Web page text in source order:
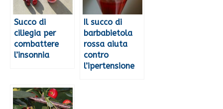
Succo di
ciliegia per
combattere
l’insonnia
Il succo di
barbabietola
rossa aiuta
contro
l’ipertensione